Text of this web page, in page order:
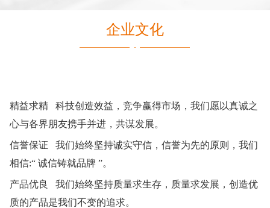
企业文化
精益求精 科技创造效益，竞争赢得市场，我们愿以真诚之
心与各界朋友携手并进，共谋发展。
信誉保证 我们始终坚持诚实守信，信誉为先的原则，我们
相信:“ 诚信铸就品牌 ”。
产品优良 我们始终坚持质量求生存，质量求发展，创造优
质的产品是我们不变的追求。